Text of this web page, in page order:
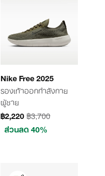
Nike Free 2025
รองเท้าออกกำลังกาย
ผู้ชาย
฿2,220฿3,700
ส่วนลด 40%